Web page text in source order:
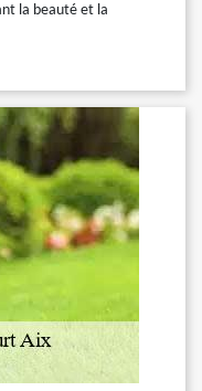
la beauté et la